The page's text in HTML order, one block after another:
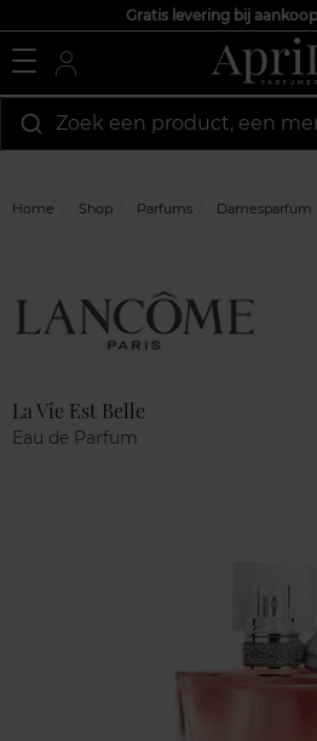
Gratis levering bij
Zoek een product, een
Home Shop Parfums Damesparfum
La Vie Est Belle
Eau de Parfum